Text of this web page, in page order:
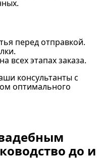
перед отправкой.
всех этапах заказа.
консультанты с
оптимального
до и